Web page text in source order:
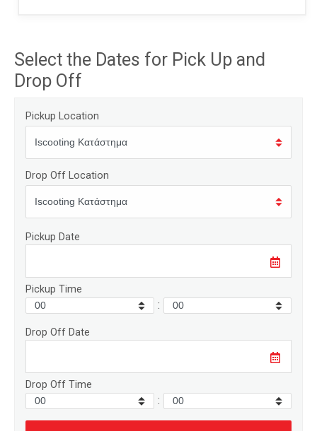
Select the Dates for Pick Up and
Drop Off
Pickup Location
Drop Off Location
Pickup Date
Pickup Time
:
Drop Off Date
Drop Off Time
: